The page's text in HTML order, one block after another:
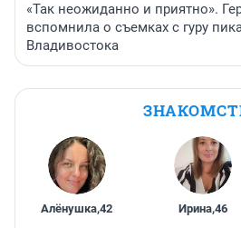
«Так неожиданно и приятно».
вспомнила о съемках с гуру
Владивостока
Алёнушка,42 Ирина,46